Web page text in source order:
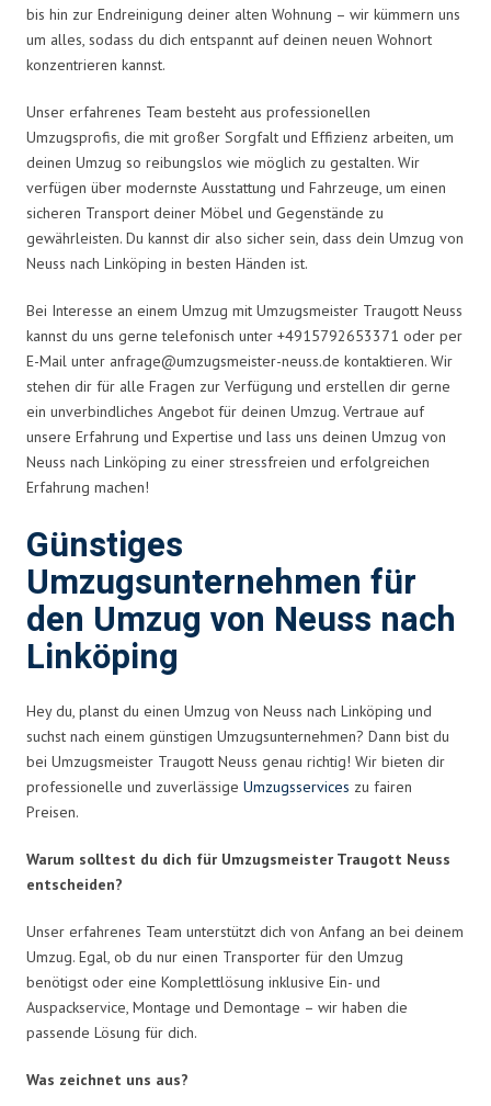
bis hin zur Endreinigung deiner alten Wohnung – wir kümmern uns
um alles, sodass du dich entspannt auf deinen neuen Wohnort
konzentrieren kannst.
Unser erfahrenes Team besteht aus professionellen
Umzugsprofis, die mit großer Sorgfalt und Effizienz arbeiten, um
deinen Umzug so reibungslos wie möglich zu gestalten. Wir
verfügen über modernste Ausstattung und Fahrzeuge, um einen
sicheren Transport deiner Möbel und Gegenstände zu
gewährleisten. Du kannst dir also sicher sein, dass dein Umzug von
Neuss nach Linköping in besten Händen ist.
Bei Interesse an einem Umzug mit Umzugsmeister Traugott Neuss
kannst du uns gerne telefonisch unter +4915792653371 oder per
E-Mail unter anfrage@umzugsmeister-neuss.de kontaktieren. Wir
stehen dir für alle Fragen zur Verfügung und erstellen dir gerne
ein unverbindliches Angebot für deinen Umzug. Vertraue auf
unsere Erfahrung und Expertise und lass uns deinen Umzug von
Neuss nach Linköping zu einer stressfreien und erfolgreichen
Erfahrung machen!
Günstiges
Umzugsunternehmen für
den Umzug von Neuss nach
Linköping
Hey du, planst du einen Umzug von Neuss nach Linköping und
suchst nach einem günstigen Umzugsunternehmen? Dann bist du
bei Umzugsmeister Traugott Neuss genau richtig! Wir bieten dir
professionelle und zuverlässige Umzugsservices zu fairen
Preisen.
Warum solltest du dich für Umzugsmeister Traugott Neuss
entscheiden?
Unser erfahrenes Team unterstützt dich von Anfang an bei deinem
Umzug. Egal, ob du nur einen Transporter für den Umzug
benötigst oder eine Komplettlösung inklusive Ein- und
Auspackservice, Montage und Demontage – wir haben die
passende Lösung für dich.
Was zeichnet uns aus?